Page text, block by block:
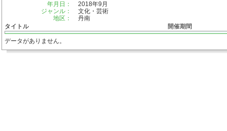
年月日：
2018年9月
ジャンル：
文化・芸術
地区：
丹南
タイトル
開催期間
データがありません。